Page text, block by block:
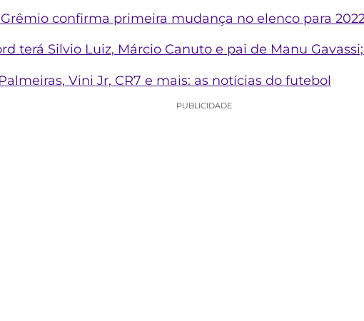
confirma primeira mudança no elenco para
terá Silvio Luiz, Márcio Canuto e pai de Manu
Vini Jr, CR7 e mais: as notícias do futebol
PUBLICIDADE